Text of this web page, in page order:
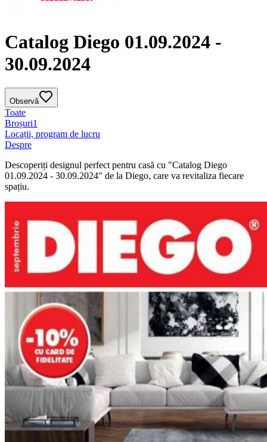
Catalog Diego 01.09.2024 -
30.09.2024
Observă
Toate
Broșuri1
Locații, program de lucru
Despre
Descoperiți designul perfect pentru casă cu "Catalog Diego
01.09.2024 - 30.09.2024" de la Diego, care va revitaliza fiecare
spațiu.